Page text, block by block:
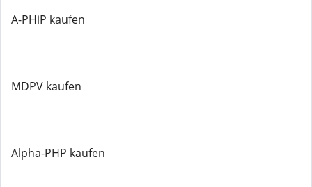
A-PHiP kaufen
MDPV kaufen
Alpha-PHP kaufen